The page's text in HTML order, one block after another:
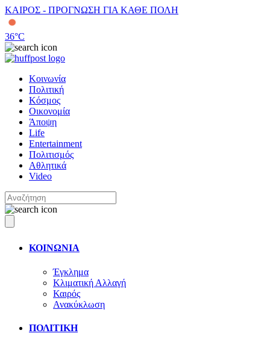
ΚΑΙΡΟΣ - ΠΡΟΓΝΩΣΗ ΓΙΑ ΚΑΘΕ ΠΟΛΗ
36°C
Κοινωνία
Πολιτική
Κόσμος
Οικονομία
Άποψη
Life
Entertainment
Πολιτισμός
Αθλητικά
Video
ΚΟΙΝΩΝΙΑ
Έγκλημα
Κλιματική Αλλαγή
Καιρός
Ανακύκλωση
ΠΟΛΙΤΙΚΗ